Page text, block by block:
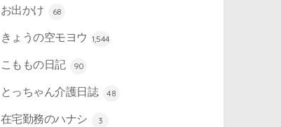
お出かけ 68
きょうの空モヨウ 1,544
こももの日記 90
とっちゃん介護日誌 48
在宅勤務のハナシ 3